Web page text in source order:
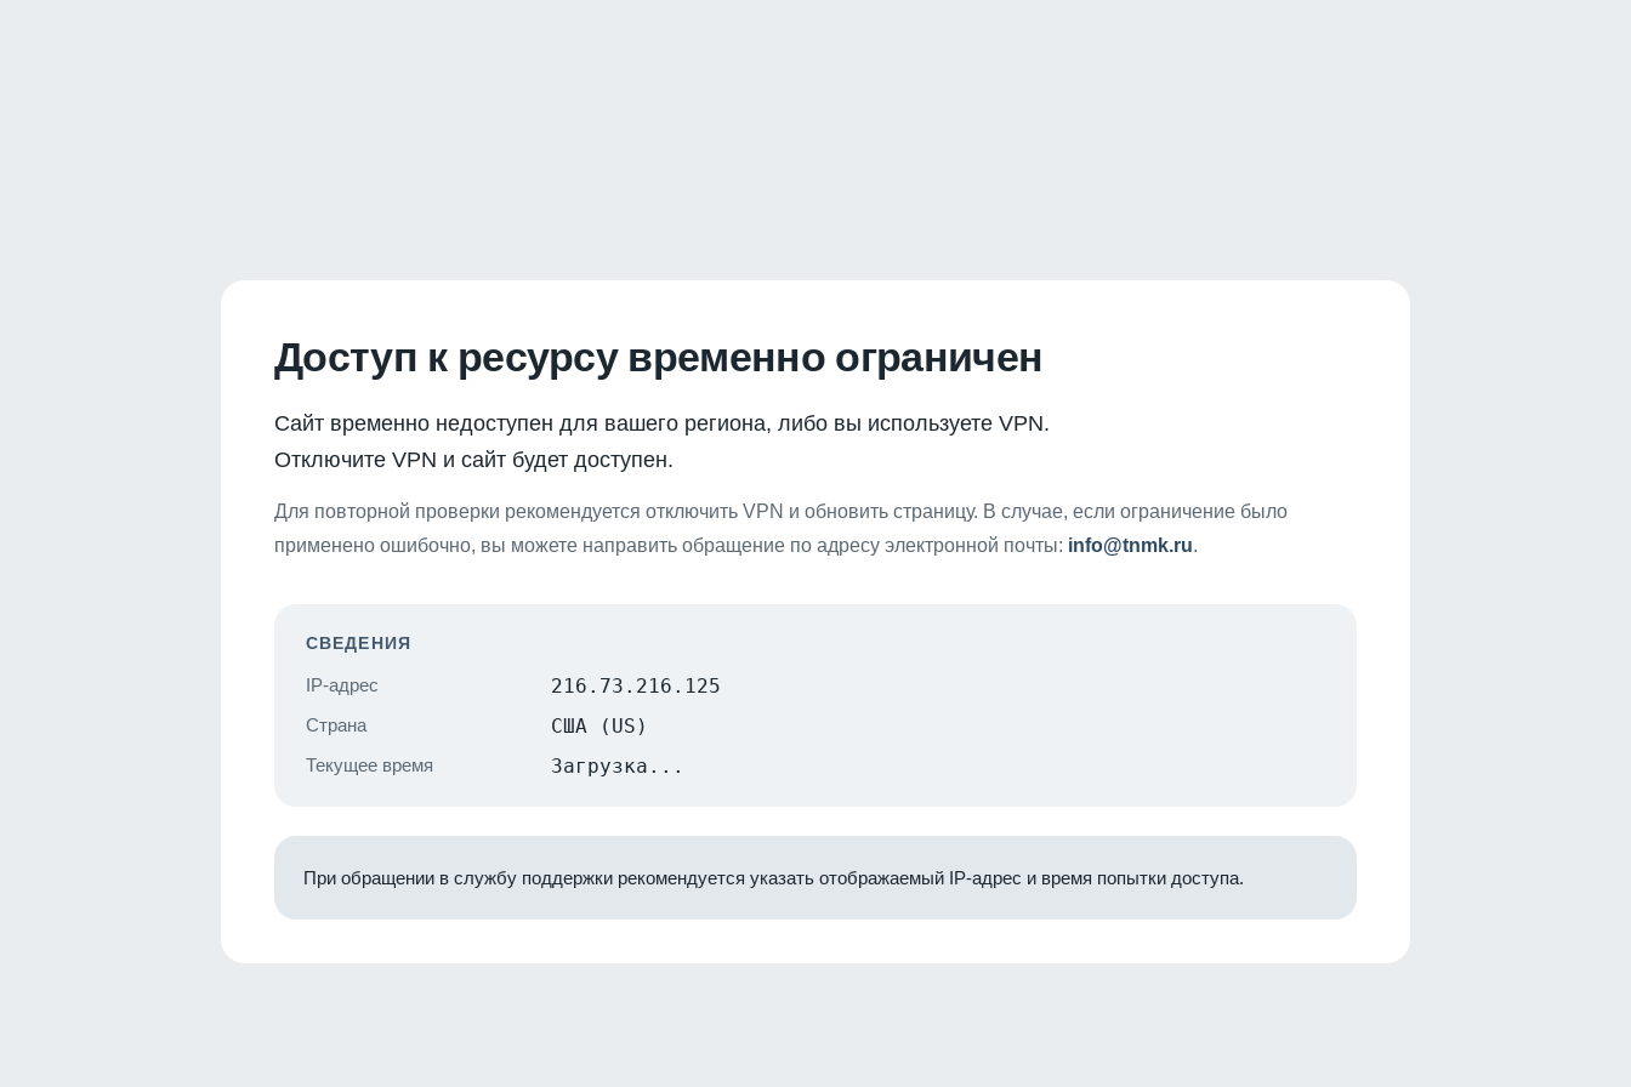
Доступ к ресурсу временно ограничен
Сайт временно недоступен для вашего региона, либо вы используете VPN.
Отключите VPN и сайт будет доступен.
Для повторной проверки рекомендуется отключить VPN и обновить страницу. В случае, если ограничение было
применено ошибочно, вы можете направить обращение по адресу электронной почты: info@tnmk.ru.
СВЕДЕНИЯ
IP-адрес 216.73.216.125
Страна США (US)
Текущее время Загрузка...
При обращении в службу поддержки рекомендуется указать отображаемый IP-адрес и время попытки доступа.